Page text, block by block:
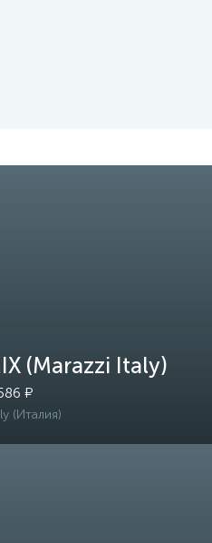
(Marazzi Italy)
₽
(Италия)